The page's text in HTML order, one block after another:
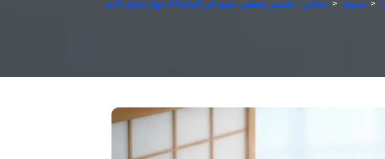
جهاز تحليل الدم AI مجاني – تفسير معملي، صنع في ألمانيا > مدونة >